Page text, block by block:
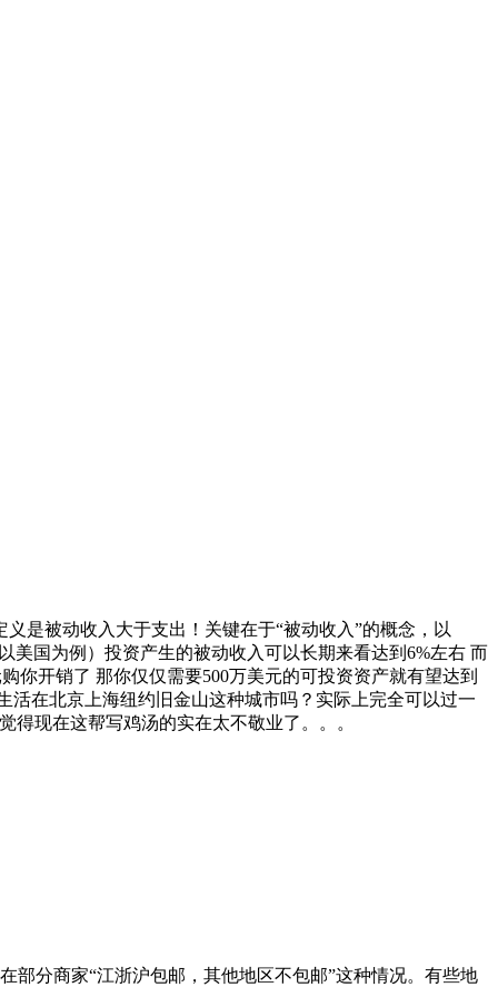
是被动收入大于支出！关键在于“被动收入”的概念，以
美国为例）投资产生的被动收入可以长期来看达到6%左右 而
你开销了 那你仅仅需要500万美元的可投资资产就有望达到
在北京上海纽约旧金山这种城市吗？实际上完全可以过一
得现在这帮写鸡汤的实在太不敬业了。。。
部分商家“江浙沪包邮，其他地区不包邮”这种情况。有些地